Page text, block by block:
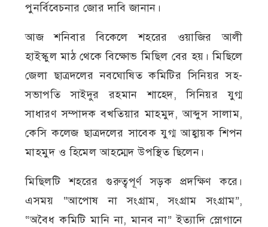
পুনর্বিবেচনার জোর দাবি জানান।
আজ শনিবার বিকেলে শহরের ওয়াজির আলী
হাইস্কুল মাঠ থেকে বিক্ষোভ মিছিল বের হয়। মিছিলে
জেলা ছাত্রদলের নবঘোষিত কমিটির সিনিয়র সহ-
সভাপতি সাইদুর রহমান শাহেদ, সিনিয়র যুগ্ম
সাধারণ সম্পাদক বখতিয়ার মাহমুদ, আব্দুস সালাম,
কেসি কলেজ ছাত্রদলের সাবেক যুগ্ম আহ্বায়ক শিপন
মাহমুদ ও হিমেল আহম্মেদ উপস্থিত ছিলেন।
মিছিলটি শহরের গুরুত্বপূর্ণ সড়ক প্রদক্ষিণ করে।
এসময় “আপোষ না সংগ্রাম, সংগ্রাম সংগ্রাম”,
“অবৈধ কমিটি মানি না, মানব না” ইত্যাদি স্লোগানে